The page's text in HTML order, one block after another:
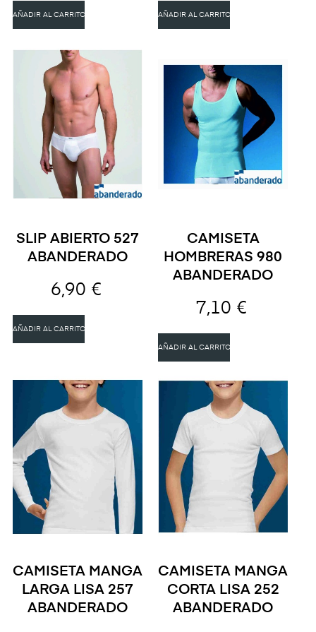
AÑADIR AL CARRITO AÑADIR AL CARRITO
SLIP ABIERTO 527
ABANDERADO
6,90 €
AÑADIR AL CARRITO
CAMISETA
HOMBRERAS 980
ABANDERADO
7,10 €
AÑADIR AL CARRITO
CAMISETA MANGA
LARGA LISA 257
ABANDERADO
CAMISETA MANGA
CORTA LISA 252
ABANDERADO